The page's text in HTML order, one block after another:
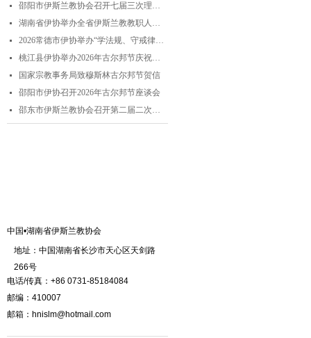
넷 邵阳市伊斯兰教协会召开七届三次理事会
넷 湖南省伊协举办全省伊斯兰教教职人员解经培训暨“学法规、守戒律、重修为、树形象”主题演讲比赛
넷 2026常德市伊协举办“学法规、守戒律、重修为、树形象”专题阿訇培训班 暨阿訇演讲交流赛
넷 桃江县伊协举办2026年古尔邦节庆祝活动
넷 国家宗教事务局致穆斯林古尔邦节贺信
넷 邵阳市伊协召开2026年古尔邦节座谈会
넷 邵东市伊斯兰教协会召开第二届二次理事会
地址：中国湖南省长沙市天心区天剑路
266号
中国•湖南省伊斯兰教协会
电话/传真：+86 0731-85184084
邮编：410007
邮箱：hnislm@hotmail.com